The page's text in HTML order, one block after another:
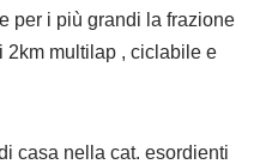
per i più grandi la frazione
2km multilap , ciclabile e
casa nella cat. esordienti